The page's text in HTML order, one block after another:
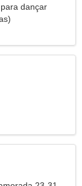
dançar